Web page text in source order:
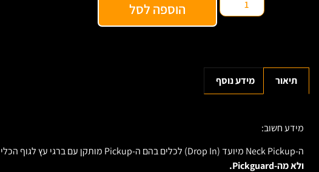
הוספה לסל
תיאור מידע נוסף
מידע חשוב:
ה-Neck Pickup מיועד (Drop In) לכלים בהם ה-Pickup מותקן עם ברגי עץ לגוף הכלי (50s')
ולא מה-Pickguard.